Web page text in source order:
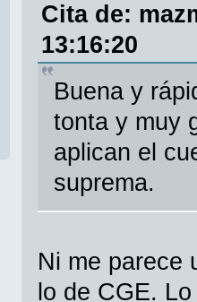
Cita de:
13:16:20
Buena y
tonta y muy
aplican el
suprema.
Ni me parece
lo de CGE.